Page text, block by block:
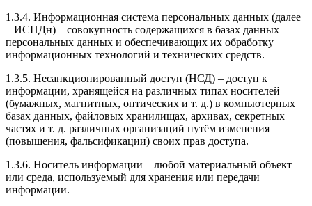
1.3.4. Информационная система персональных данных (далее
– ИСПДн) – совокупность содержащихся в базах данных
персональных данных и обеспечивающих их обработку
информационных технологий и технических средств.
1.3.5. Несанкционированный доступ (НСД) – доступ к
информации, хранящейся на различных типах носителей
(бумажных, магнитных, оптических и т. д.) в компьютерных
базах данных, файловых хранилищах, архивах, секретных
частях и т. д. различных организаций путём изменения
(повышения, фальсификации) своих прав доступа.
1.3.6. Носитель информации – любой материальный объект
или среда, используемый для хранения или передачи
информации.